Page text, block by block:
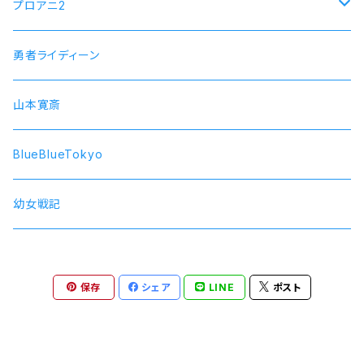
プロアニ2
SOARA
SolidS
Growth
QUELL
勇者ライディーン
山本寛斎
BlueBlueTokyo
幼女戦記
保存 シェア LINE ポスト